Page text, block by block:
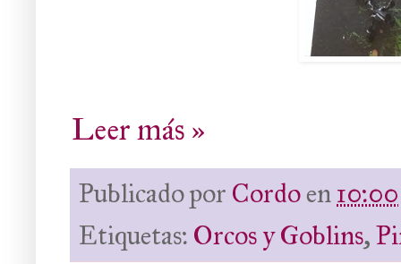
Leer más »
Publicado por Cordoen10:00
Etiquetas: Orcos y Goblins,